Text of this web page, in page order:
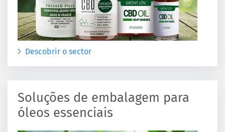
Descobrir o sector
Soluções de embalagem para
óleos essenciais